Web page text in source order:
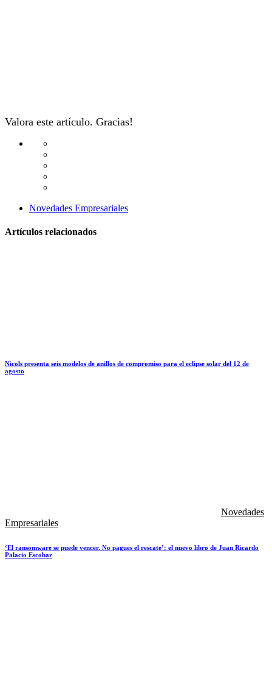
Valora este artículo. Gracias!
Novedades Empresariales
Artículos relacionados
Nicols presenta seis modelos de anillos de compromiso para el eclipse solar del 12 de
agosto
Novedades
Empresariales
‘El ransomware se puede vencer. No pagues el rescate’: el nuevo libro de Juan Ricardo
Palacio Escobar